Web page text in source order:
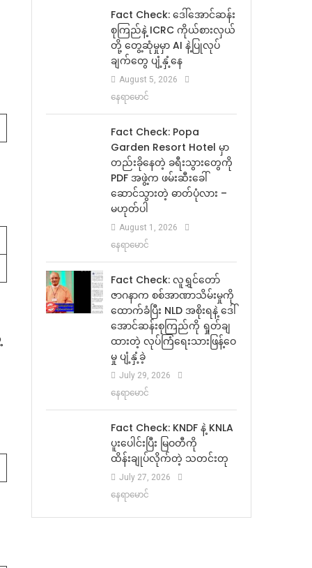
Fact Check: ဒေါ်အောင်ဆန်း
စုကြည်နဲ့ ICRC ကိုယ်စားလှယ်
တို့ တွေ့ဆုံမှုမှာ AI နဲ့ပြုလုပ်
ချက်တွေ ပျံ့နှံ့နေ
August 5, 2026
နေရာမောင်
Fact Check: Popa
Garden Resort Hotel မှာ
တည်းခိုနေတဲ့ ခရီးသွားတွေကို
PDF အဖွဲ့က ဖမ်းဆီးခေါ်
ဆောင်သွားတဲ့ ဓာတ်ပုံလား –
မဟုတ်ပါ
August 1, 2026
နေရာမောင်
Fact Check: လူရွှင်တော်
ဇာဂနာက စစ်အာဏာသိမ်းမှုကို
ထောက်ခံပြီး NLD အစိုးရနဲ့ ဒေါ်
အောင်ဆန်းစုကြည်ကို ရှုတ်ချ
ထားတဲ့ လုပ်ကြံရေးသားဖြန့်ဝေ
မှု ပျံ့နှံ့ခဲ့
July 29, 2026
နေရာမောင်
Fact Check: KNDF နဲ့ KNLA
ပူးပေါင်းပြီး မြဝတီကို
ထိန်းချုပ်လိုက်တဲ့ သတင်းတု
July 27, 2026
နေရာမောင်